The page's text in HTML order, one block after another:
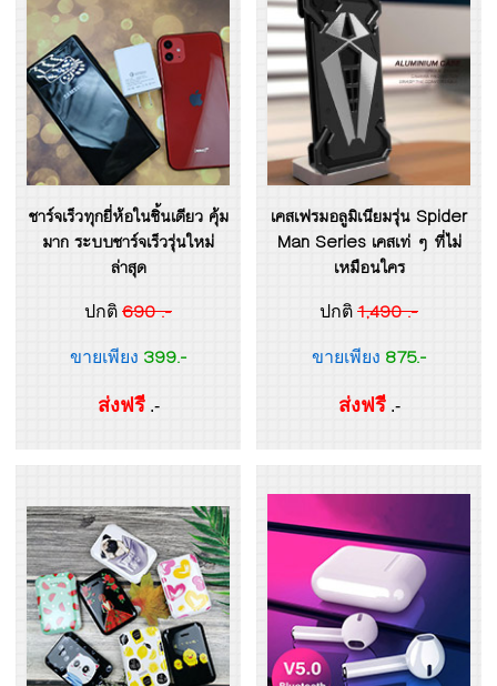
ชาร์จเร็วทุกยี่ห้อในชิ้นเดียว คุ้ม
มาก ระบบชาร์จเร็วรุ่นใหม่
ล่าสุด
ปกติ 690 .-
ขายเพียง 399.-
ส่งฟรี.-
เคสเฟรมอลูมิเนียมรุ่น Spider
Man Series เคสเท่ ๆ ที่ไม่
เหมือนใคร
ปกติ 1,490 .-
ขายเพียง 875.-
ส่งฟรี.-